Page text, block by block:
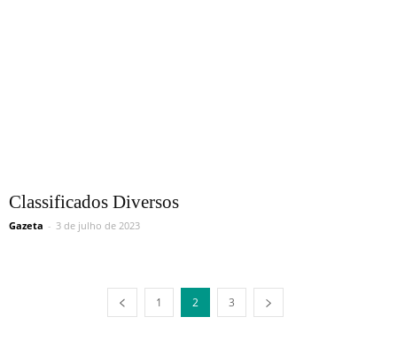
Classificados Diversos
Gazeta - 3 de julho de 2023
1 2 3